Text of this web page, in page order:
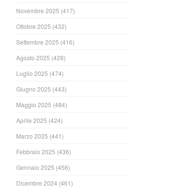
Novembre 2025 (417)
Ottobre 2025 (432)
Settembre 2025 (416)
Agosto 2025 (428)
Luglio 2025 (474)
Giugno 2025 (443)
Maggio 2025 (484)
Aprile 2025 (424)
Marzo 2025 (441)
Febbraio 2025 (436)
Gennaio 2025 (456)
Dicembre 2024 (461)